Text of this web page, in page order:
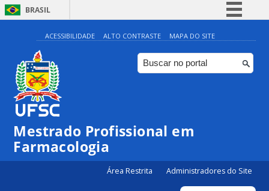
BRASIL
Simplifique!
Comunica BR
Participe
Canais
ACESSIBILIDADE ALTO CONTRASTE MAPA DO SITE
Mestrado Profissional em
Farmacologia
Área Restrita Administradores do Site